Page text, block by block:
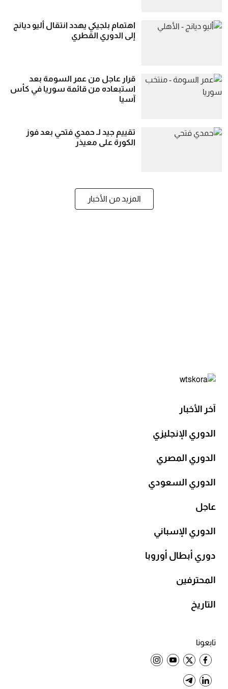
اهتمام بلجيكي يهدد انتقال أليو ديانج
إلى الدوري القطري
قرار عاجل من عمر السومة بعد
استبعاده من قائمة سوريا في كأس
آسيا
تقييم جيد لـ حمدي فتحي بعد فوز
الكورة على معيذر
المزيد من الأخبار
تابعونا
آخر الأخبار
الدوري الإنجليزي
الدوري المصري
الدوري السعودي
عاجل
الدوري الإسباني
دوري أبطال أوروبا
المحترفين
التاريخ